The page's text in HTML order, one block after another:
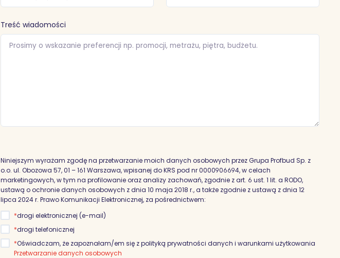
Treść wiadomości
Niniejszym wyrażam zgodę na przetwarzanie moich danych osobowych przez Grupa Profbud Sp. z
o.o. ul. Obozowa 57, 01 – 161 Warszawa, wpisanej do KRS pod nr 0000906694, w celach
marketingowych, w tym na profilowanie oraz analizy zachowań, zgodnie z art. 6 ust. 1 lit. a RODO,
ustawą o ochronie danych osobowych z dnia 10 maja 2018 r., a także zgodnie z ustawą z dnia 12
lipca 2024 r. Prawo Komunikacji Elektronicznej, za pośrednictwem:
*drogi elektronicznej (e-mail)
*drogi telefonicznej
*Oświadczam, że zapoznałam/em się z polityką prywatności danych i warunkami użytkowania
Przetwarzanie danych osobowych